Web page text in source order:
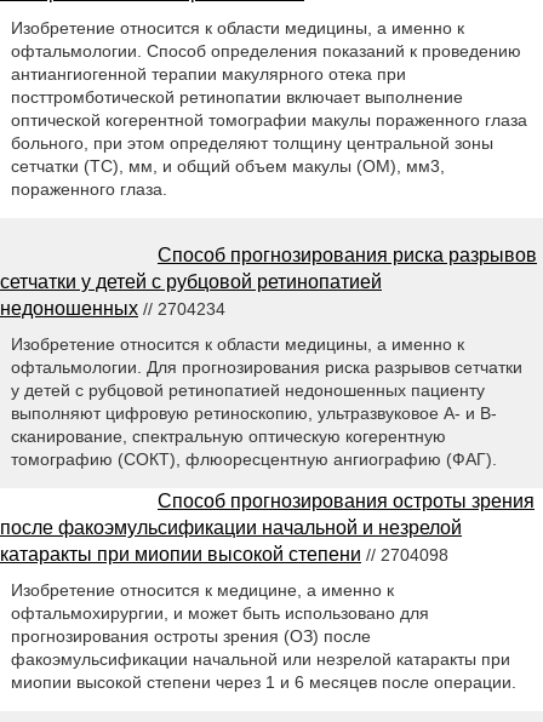
Изобретение относится к области медицины, а именно к
офтальмологии. Способ определения показаний к проведению
антиангиогенной терапии макулярного отека при
посттромботической ретинопатии включает выполнение
оптической когерентной томографии макулы пораженного глаза
больного, при этом определяют толщину центральной зоны
сетчатки (ТС), мм, и общий объем макулы (ОМ), мм3,
пораженного глаза.
Способ прогнозирования риска разрывов
сетчатки у детей с рубцовой ретинопатией
недоношенных // 2704234
Изобретение относится к области медицины, а именно к
офтальмологии. Для прогнозирования риска разрывов сетчатки
у детей с рубцовой ретинопатией недоношенных пациенту
выполняют цифровую ретиноскопию, ультразвуковое А- и В-
сканирование, спектральную оптическую когерентную
томографию (СОКТ), флюоресцентную ангиографию (ФАГ).
Способ прогнозирования остроты зрения
после факоэмульсификации начальной и незрелой
катаракты при миопии высокой степени // 2704098
Изобретение относится к медицине, а именно к
офтальмохирургии, и может быть использовано для
прогнозирования остроты зрения (ОЗ) после
факоэмульсификации начальной или незрелой катаракты при
миопии высокой степени через 1 и 6 месяцев после операции.